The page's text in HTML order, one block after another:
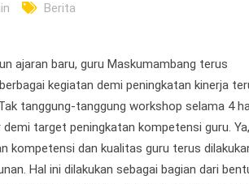
Berita
ajaran baru, guru Maskumambang terus
kegiatan demi peningkatan kinerja
tanggung-tanggung workshop selama 4
demi target peningkatan kompetensi guru. Ya,
kompetensi dan kualitas guru terus
Hal ini dilakukan sebagai bagian dari